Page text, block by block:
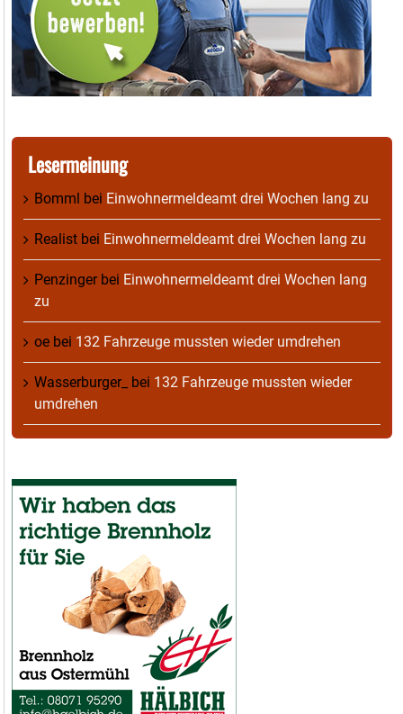
Lesermeinung
Bomml bei Einwohnermeldeamt drei Wochen lang zu
Realist bei Einwohnermeldeamt drei Wochen lang zu
Penzingerbei Einwohnermeldeamt drei Wochen lang
zu
oe bei 132 Fahrzeuge mussten wieder umdrehen
Wasserburger_ bei 132 Fahrzeuge mussten wieder
umdrehen